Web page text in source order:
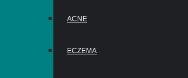
ACNE
ECZEMA